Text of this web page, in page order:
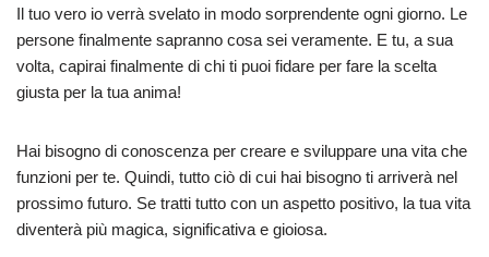
Il tuo vero io verrà svelato in modo sorprendente ogni giorno. Le
persone finalmente sapranno cosa sei veramente. E tu, a sua
volta, capirai finalmente di chi ti puoi fidare per fare la scelta
giusta per la tua anima!
Hai bisogno di conoscenza per creare e sviluppare una vita che
funzioni per te. Quindi, tutto ciò di cui hai bisogno ti arriverà nel
prossimo futuro. Se tratti tutto con un aspetto positivo, la tua vita
diventerà più magica, significativa e gioiosa.